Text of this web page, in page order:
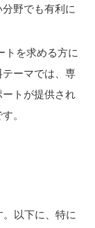
野でも有利に
トを求める方に
ーマでは、専
トが提供され
。
以下に、特に